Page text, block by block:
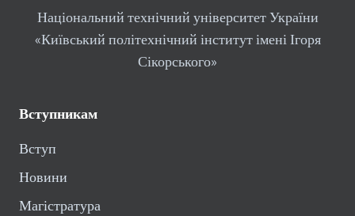
Національний технічний університет України
«Київський політехнічний інститут імені Ігоря
Сікорського»
Вступникам
Вступ
Новини
Магістратура